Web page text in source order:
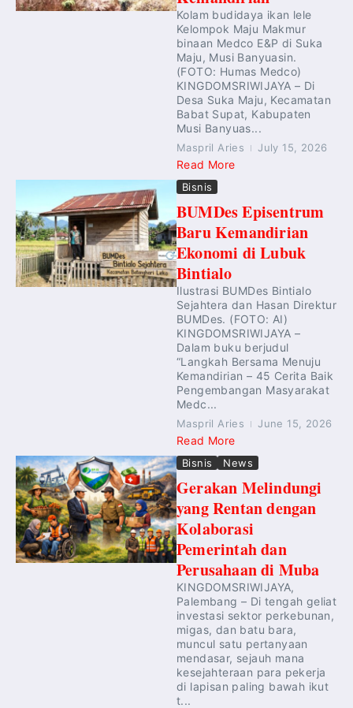
Kolam budidaya ikan lele
Kelompok Maju Makmur
binaan Medco E&P di Suka
Maju, Musi Banyuasin.
(FOTO: Humas Medco)
KINGDOMSRIWIJAYA – Di
Desa Suka Maju, Kecamatan
Babat Supat, Kabupaten
Musi Banyuas...
Maspril Aries July 15, 2026
Read More
Bisnis
BUMDes Episentrum
Baru Kemandirian
Ekonomi di Lubuk
Bintialo
Ilustrasi BUMDes Bintialo
Sejahtera dan Hasan Direktur
BUMDes. (FOTO: AI)
KINGDOMSRIWIJAYA –
Dalam buku berjudul
“Langkah Bersama Menuju
Kemandirian – 45 Cerita Baik
Pengembangan Masyarakat
Medc...
Maspril Aries June 15, 2026
Read More
Bisnis News
Gerakan Melindungi
yang Rentan dengan
Kolaborasi
Pemerintah dan
Perusahaan di Muba
KINGDOMSRIWIJAYA,
Palembang – Di tengah geliat
investasi sektor perkebunan,
migas, dan batu bara,
muncul satu pertanyaan
mendasar, sejauh mana
kesejahteraan para pekerja
di lapisan paling bawah ikut
t...